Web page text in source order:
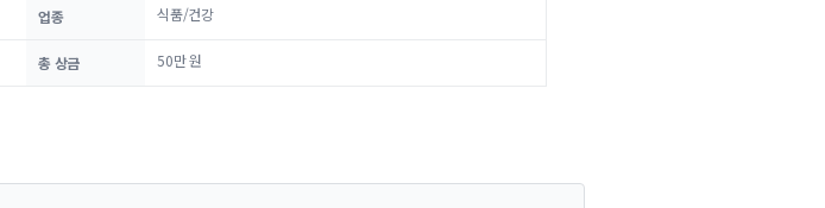
업종 식품/건강
총 상금 50만 원